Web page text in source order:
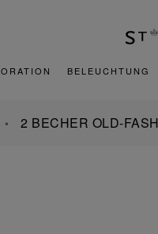
BELEUCHTUNG
2 BECHER OLD-